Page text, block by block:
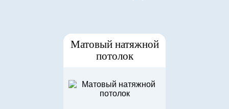
Матовый натяжной
потолок